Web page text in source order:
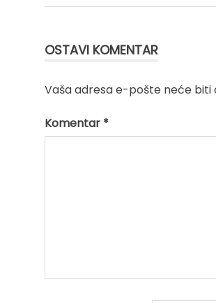
OSTAVI KOMENTAR
Vaša adresa e-pošte neće biti
Komentar *